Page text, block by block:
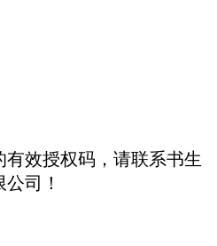
有效授权码，请联系书生
司！